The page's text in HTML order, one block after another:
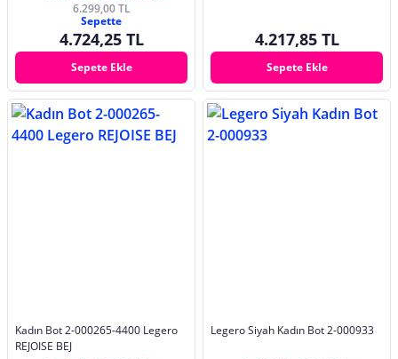
6.299,00 TL
Sepette
4.724,25 TL
Sepete Ekle
4.217,85 TL
Sepete Ekle
Kadın Bot 2-000265-4400 Legero
REJOISE BEJ
Legero Siyah Kadın Bot 2-000933